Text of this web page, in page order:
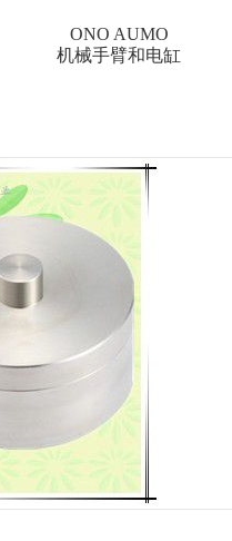
ONO AUMO
机械手臂和电缸